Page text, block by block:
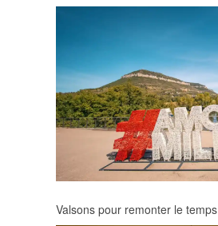
Valsons pour remonter le temps